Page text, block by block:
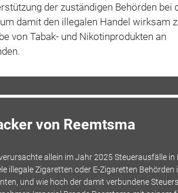
der zuständigen Behörden bei
damit den illegalen Handel wirksam
von Tabak- und Nikotinprodukten an
von Reemtsma
allein im Jahr 2025 Steuerausfälle in
illegale Zigaretten oder E-Zigaretten Behörden
und wie hoch der damit verbundene